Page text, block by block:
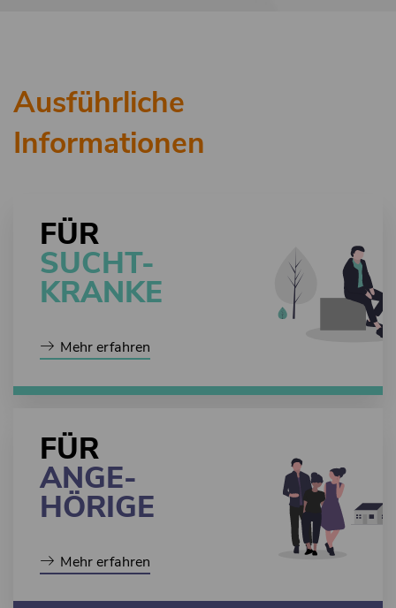
Ausführliche
Informationen
FÜR
SUCHT-
KRANKE
Mehr erfahren
FÜR
ANGE-
HÖRIGE
Mehr erfahren